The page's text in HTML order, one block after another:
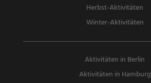
Herbst-Aktivitäten
Winter-Aktivitäten
Aktivitäten in Berlin
Aktivitäten in Hamburg